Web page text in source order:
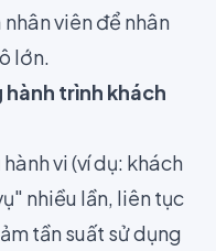
viên để nhân
lớn.
trình khách
hành vi (ví dụ: khách
nhiều lần, liên tục
tần suất sử dụng